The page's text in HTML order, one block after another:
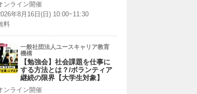
ンライン開催
年8月16日(日) 10:00~11:30
料
一般社団法人ユースキャリア教育
機構
【勉強会】社会課題を仕事に
する方法とは？/ボランティア
継続の限界【大学生対象】
ンライン開催